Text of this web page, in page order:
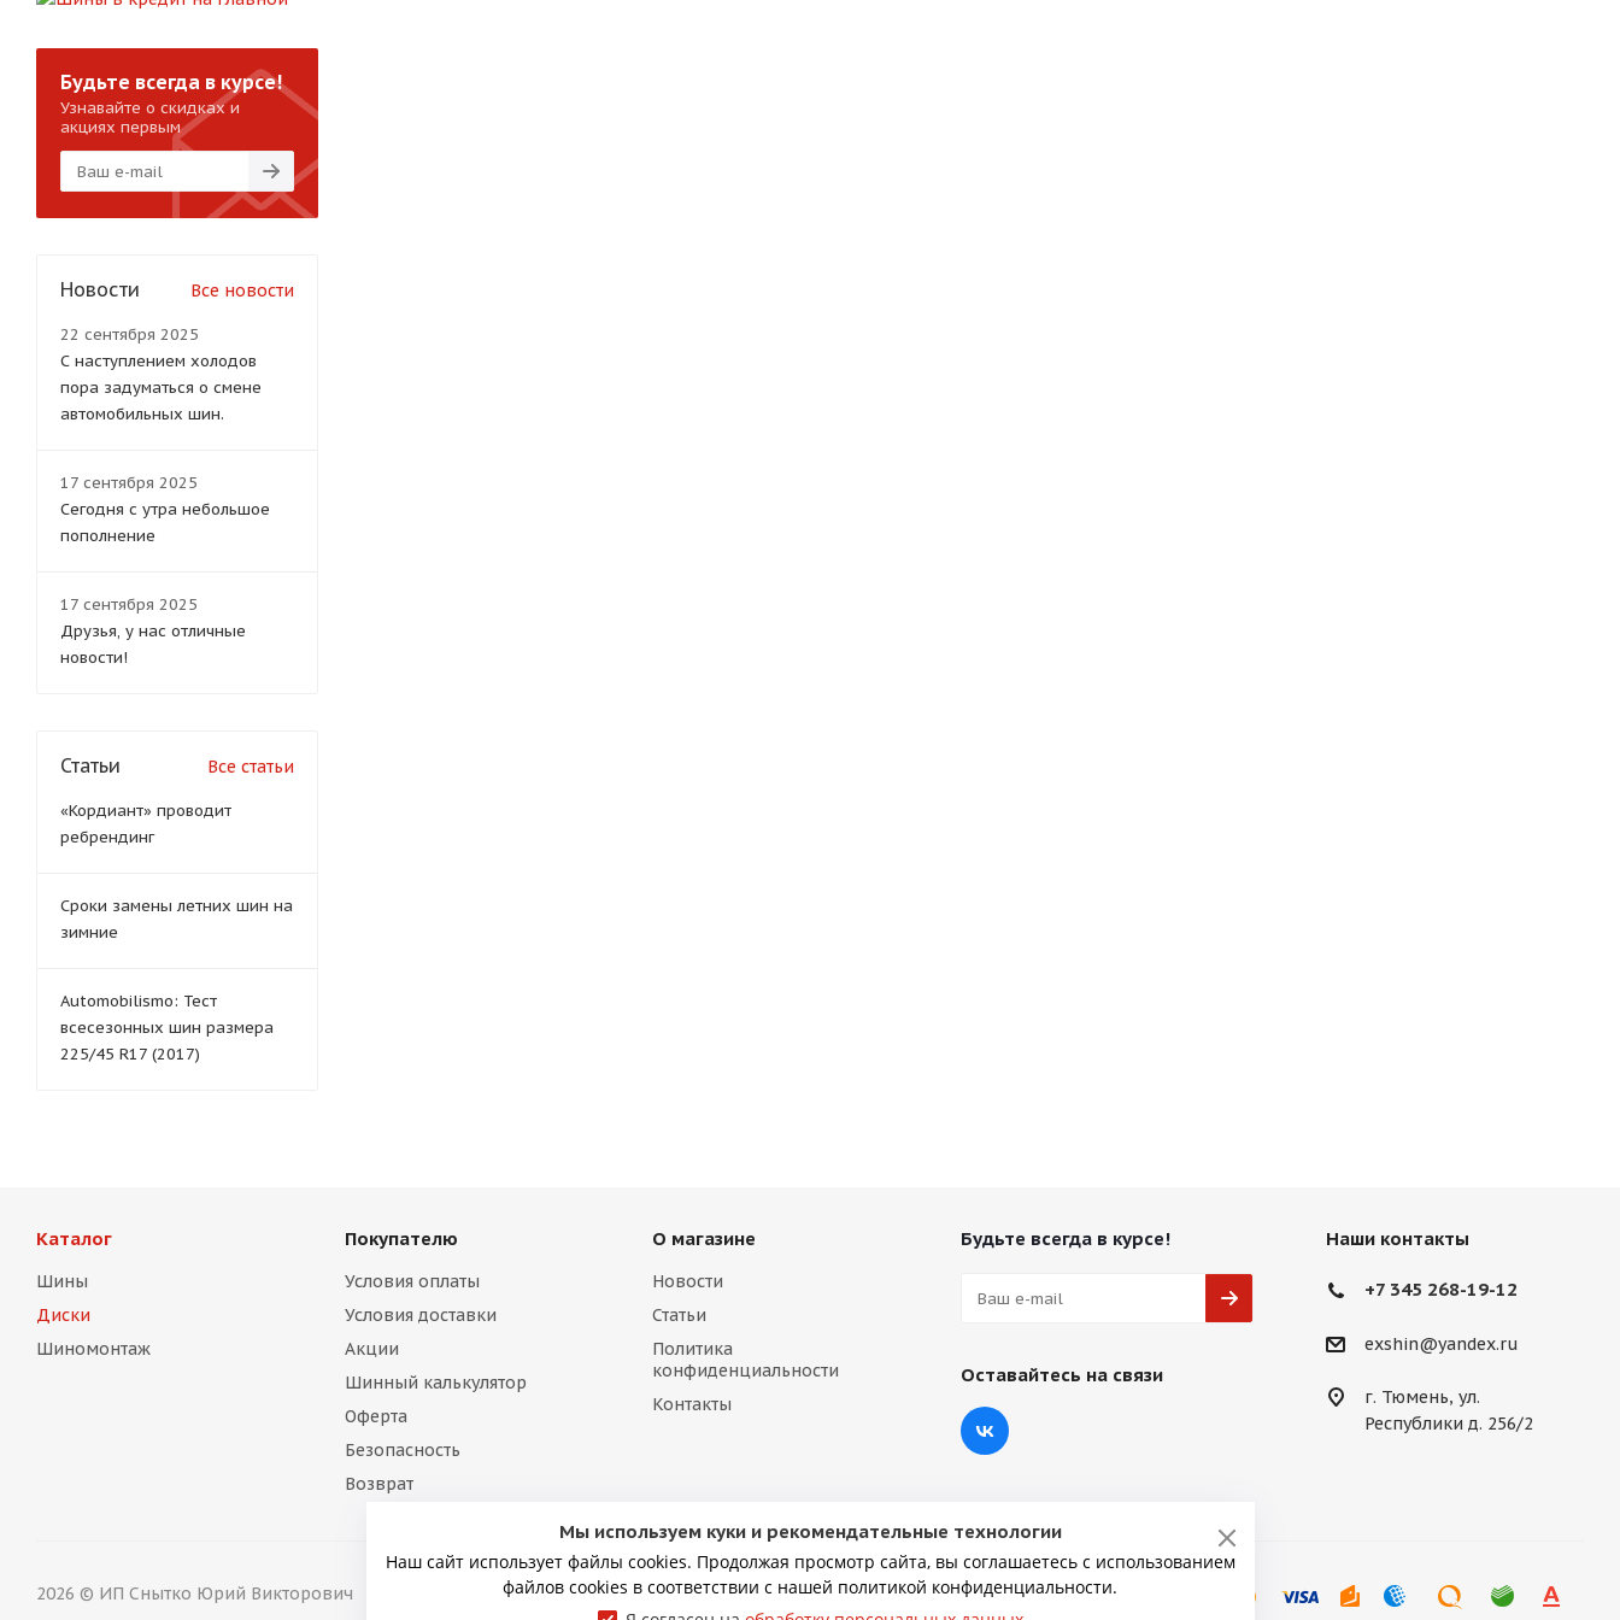
Будьте всегда в курсе!
Узнавайте о скидках и
акциях первым
Новости Все новости
22 сентября 2025
С наступлением холодов
пора задуматься о смене
автомобильных шин.
17 сентября 2025
Сегодня с утра небольшое
пополнение
17 сентября 2025
Друзья, у нас отличные
новости!
Статьи Все статьи
«Кордиант» проводит
ребрендинг
Сроки замены летних шин на
зимние
Automobilismo: Тест
всесезонных шин размера
225/45 R17 (2017)
Каталог
Шины
Диски
Шиномонтаж
Покупателю
Условия оплаты
Условия доставки
Акции
Шинный калькулятор
Оферта
Безопасность
Возврат
О магазине
Новости
Статьи
Политика
конфиденциальности
Контакты
Будьте всегда в курсе!
Оставайтесь на связи
Наши контакты
+7 345 268-19-12
exshin@yandex.ru
г. Тюмень, ул.
Республики д. 256/2
2026 © ИП Снытко Юрий Викторович
Мы используем куки и рекомендательные технологии
Наш сайт использует файлы cookies. Продолжая просмотр сайта, вы соглашаетесь с использованием
файлов cookies в соответствии с нашей политикой конфиденциальности.